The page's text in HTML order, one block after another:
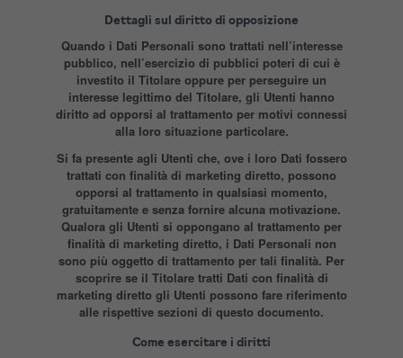
Dettagli sul diritto di opposizione
Quando i Dati Personali sono trattati nell’interesse
pubblico, nell’esercizio di pubblici poteri di cui è
investito il Titolare oppure per perseguire un
interesse legittimo del Titolare, gli Utenti hanno
diritto ad opporsi al trattamento per motivi connessi
alla loro situazione particolare.
Si fa presente agli Utenti che, ove i loro Dati fossero
trattati con finalità di marketing diretto, possono
opporsi al trattamento in qualsiasi momento,
gratuitamente e senza fornire alcuna motivazione.
Qualora gli Utenti si oppongano al trattamento per
finalità di marketing diretto, i Dati Personali non
sono più oggetto di trattamento per tali finalità. Per
scoprire se il Titolare tratti Dati con finalità di
marketing diretto gli Utenti possono fare riferimento
alle rispettive sezioni di questo documento.
Come esercitare i diritti